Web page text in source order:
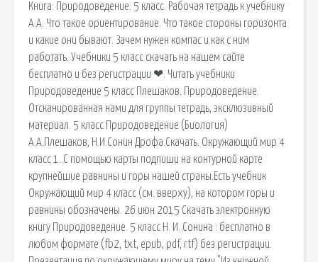
Книга: Природоведение. 5 класс. Рабочая тетрадь к учебнику
А.А. Что такое ориентирование. Что такое стороны горизонта
и какие они бывают. Зачем нужен компас и как с ним
работать. Учебники 5 класс скачать на нашем сайте
бесплатно и без регистрации ❤. Читать учебники
Природоведение 5 класс Плешаков. Природоведение.
Отсканированная нами для группы тетрадь, эксклюзивный
материал. 5 класс Природоведение (Биология)
А.А.Плешаков, Н.И.Сонин Дрофа Скачать. Окружающий мир 4
класс 1. С помощью карты подпиши на контурной карте
крупнейшие равнины и горы нашей страны.Есть учебник
Окружающий мир 4 класс (см. вверху), на котором горы и
равнины обозначены. 26 июн 2015 Скачать электронную
книгу Природоведение. 5 класс Н. И. Сонина : бесплатно в
любом формате (fb2, txt, epub, pdf, rtf) без регистрации.